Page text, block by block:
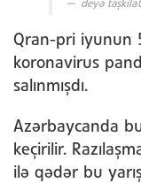
deyə
Qran-pri iyunun
koronavirus
salınmışdı.
Azərbaycanda
keçirilir.
ilə qədər bu